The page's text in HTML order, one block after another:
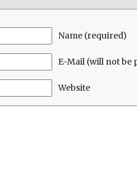
Name (required)
E-Mail (will not be
Website